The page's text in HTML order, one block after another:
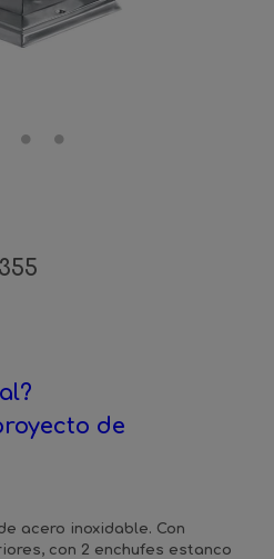
de
acero inoxidable. Con
con 2 enchufes estanco